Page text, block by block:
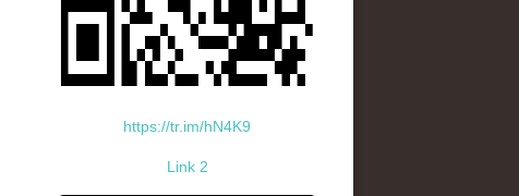
https://tr.im/hN4K9
Link 2